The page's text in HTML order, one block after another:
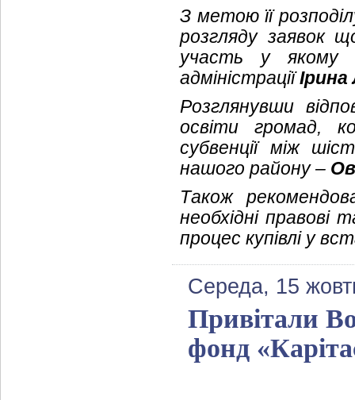
З метою її
розгляду заявок
участь у якому
адміністрації
Розглянувши
освіти громад,
субвенції між
нашого району –
Також
необхідні правові
процес купівлі у
Середа, 15
Привітали
фонд